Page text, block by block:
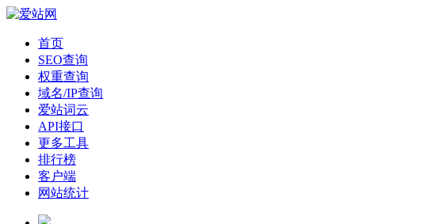
首页
SEO查询
权重查询
域名/IP查询
爱站词云
API接口
更多工具
排行榜
客户端
网站统计